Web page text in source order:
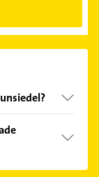
den
Sie sich
lassen.
.